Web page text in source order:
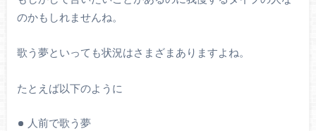
のかもしれませんね。
歌う夢といっても状況はさまざまありますよね。
たとえば以下のように
人前で歌う夢